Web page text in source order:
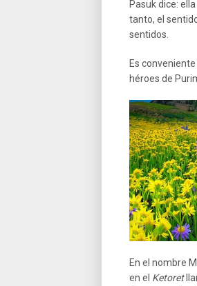
Pasuk dice:
tanto, el
sentidos.
Es
héroes de
En el nombre
en el Ketoret